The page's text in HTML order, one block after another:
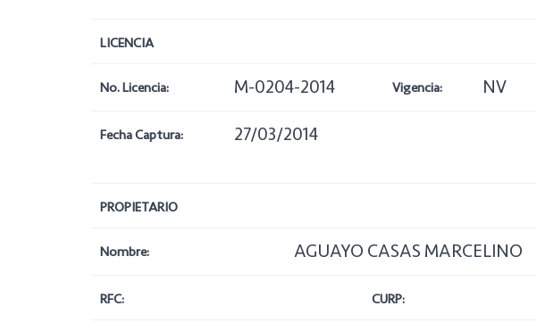
LICENCIA
No. Licencia: M-0204-2014 Vigencia: NV
Fecha Captura: 27/03/2014
PROPIETARIO
Nombre: AGUAYO CASAS MARCELINO
RFC: CURP: